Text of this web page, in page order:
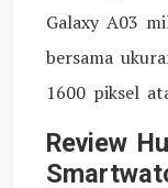
Galaxy A03
bersama
1600 piksel
Review